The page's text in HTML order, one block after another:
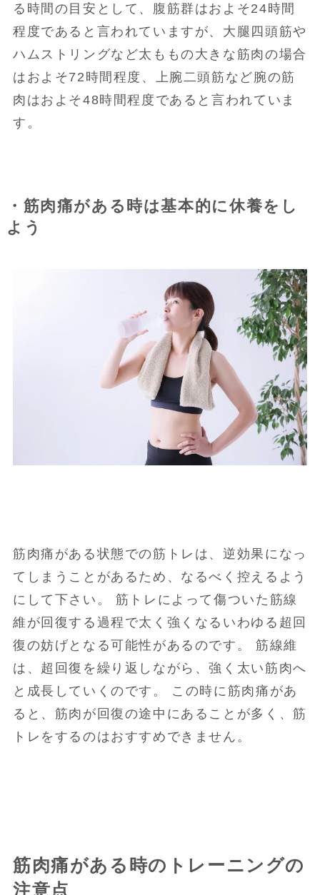
る時間の目安として、腹筋群はおよそ24時間
程度であると言われていますが、大腿四頭筋や
ハムストリングなど太ももの大きな筋肉の場合
はおよそ72時間程度、上腕二頭筋など腕の筋
肉はおよそ48時間程度であると言われていま
す。
・筋肉痛がある時は基本的に休養をし
よう
筋肉痛がある状態での筋トレは、逆効果になっ
てしまうことがあるため、なるべく控えるよう
にして下さい。 筋トレによって傷ついた筋線
維が回復する過程で太く強くなるいわゆる超回
復の妨げとなる可能性があるのです。 筋線維
は、超回復を繰り返しながら、強く太い筋肉へ
と成長していくのです。 この時に筋肉痛があ
ると、筋肉が回復の途中にあることが多く、筋
トレをするのはおすすめできません。
筋肉痛がある時のトレーニングの
注意点